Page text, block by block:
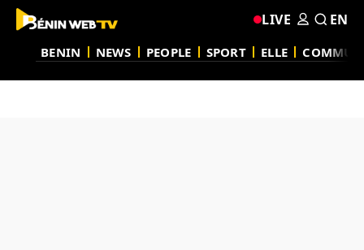
BENIN NEWS PEOPLE SPORT ELLE
LIVE EN